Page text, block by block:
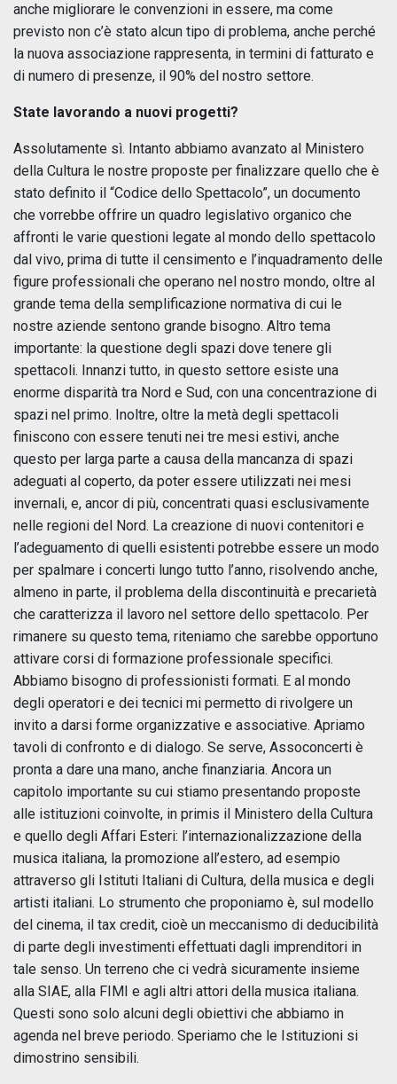
anche migliorare le convenzioni in essere, ma come
previsto non c’è stato alcun tipo di problema, anche perché
la nuova associazione rappresenta, in termini di fatturato e
di numero di presenze, il 90% del nostro settore.
State lavorando a nuovi progetti?
Assolutamente sì. Intanto abbiamo avanzato al Ministero
della Cultura le nostre proposte per finalizzare quello che è
stato definito il “Codice dello Spettacolo”, un documento
che vorrebbe offrire un quadro legislativo organico che
affronti le varie questioni legate al mondo dello spettacolo
dal vivo, prima di tutte il censimento e l’inquadramento delle
figure professionali che operano nel nostro mondo, oltre al
grande tema della semplificazione normativa di cui le
nostre aziende sentono grande bisogno. Altro tema
importante: la questione degli spazi dove tenere gli
spettacoli. Innanzi tutto, in questo settore esiste una
enorme disparità tra Nord e Sud, con una concentrazione di
spazi nel primo. Inoltre, oltre la metà degli spettacoli
finiscono con essere tenuti nei tre mesi estivi, anche
questo per larga parte a causa della mancanza di spazi
adeguati al coperto, da poter essere utilizzati nei mesi
invernali, e, ancor di più, concentrati quasi esclusivamente
nelle regioni del Nord. La creazione di nuovi contenitori e
l’adeguamento di quelli esistenti potrebbe essere un modo
per spalmare i concerti lungo tutto l’anno, risolvendo anche,
almeno in parte, il problema della discontinuità e precarietà
che caratterizza il lavoro nel settore dello spettacolo. Per
rimanere su questo tema, riteniamo che sarebbe opportuno
attivare corsi di formazione professionale specifici.
Abbiamo bisogno di professionisti formati. E al mondo
degli operatori e dei tecnici mi permetto di rivolgere un
invito a darsi forme organizzative e associative. Apriamo
tavoli di confronto e di dialogo. Se serve, Assoconcerti è
pronta a dare una mano, anche finanziaria. Ancora un
capitolo importante su cui stiamo presentando proposte
alle istituzioni coinvolte, in primis il Ministero della Cultura
e quello degli Affari Esteri: l’internazionalizzazione della
musica italiana, la promozione all’estero, ad esempio
attraverso gli Istituti Italiani di Cultura, della musica e degli
artisti italiani. Lo strumento che proponiamo è, sul modello
del cinema, il tax credit, cioè un meccanismo di deducibilità
di parte degli investimenti effettuati dagli imprenditori in
tale senso. Un terreno che ci vedrà sicuramente insieme
alla SIAE, alla FIMI e agli altri attori della musica italiana.
Questi sono solo alcuni degli obiettivi che abbiamo in
agenda nel breve periodo. Speriamo che le Istituzioni si
dimostrino sensibili.